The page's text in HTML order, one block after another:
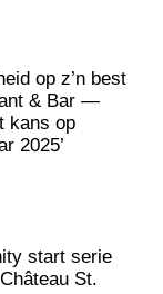
op z’n best
& Bar —
kans op
2025’
start serie
St.